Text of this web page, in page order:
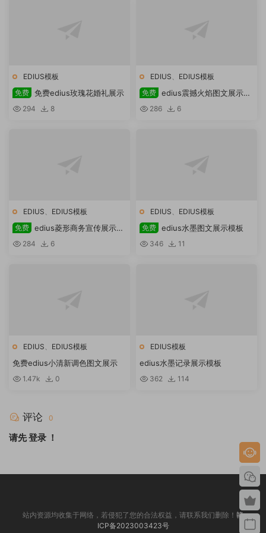
EDIUS模板
免费 免费edius玫瑰花婚礼展示
294 8
EDIUS、 EDIUS模板
免费 edius震撼火焰图文展示模
板 286 6
EDIUS、 EDIUS模板
免费 edius菱形商务宣传展示模
板 284 6
EDIUS、 EDIUS模板
免费 edius水墨图文展示模板
346 11
EDIUS、 EDIUS模板
免费edius小清新调色图文展示
1.47k 0
EDIUS模板
edius水墨记录展示模板
362 114
评论 0
请先登录 ！
站内资源均收集于网络，若侵犯了您的合法权益，请联系我们删除！ 赣
ICP备2023003423号